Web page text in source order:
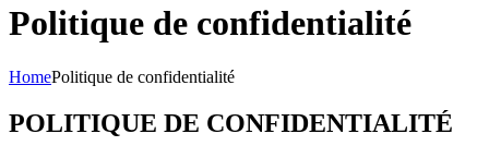
Politique de confidentialité
HomePolitique de confidentialité
POLITIQUE DE CONFIDENTIALITÉ